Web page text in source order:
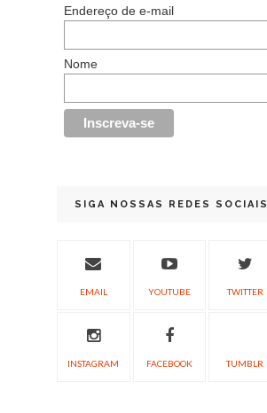
Endereço de e-mail
Nome
SIGA NOSSAS REDES SOCIAIS
EMAIL YOUTUBE TWITTER
INSTAGRAM FACEBOOK TUMBLR